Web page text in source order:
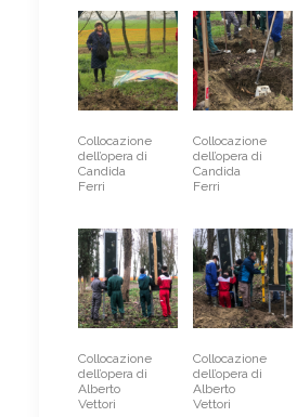
Collocazione
dell’opera di
Candida
Ferri
Collocazione
dell’opera di
Candida
Ferri
Collocazione
dell’opera di
Alberto
Vettori
Collocazione
dell’opera di
Alberto
Vettori